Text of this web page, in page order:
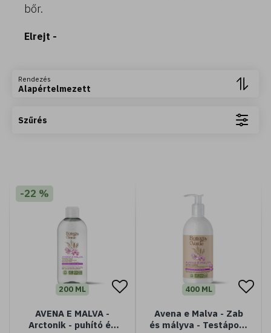
bőr.
Elrejt -
Rendezés
Alapértelmezett
Szűrés
-22 %
200 ML
AVENA E MALVA -
Arctonik - puhító és
400 ML
Avena e Malva - Zab
és mályva - Testápoló